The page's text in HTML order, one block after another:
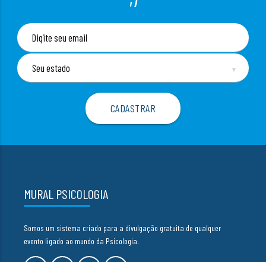
▼
MURAL PSICOLOGIA
Somos um sistema criado para a divulgação gratuita de qualquer
evento ligado ao mundo da Psicologia.